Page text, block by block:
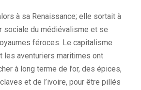
à sa Renaissance; elle sortait à
sociale du médiévalisme et se
féroces. Le capitalisme
les aventuriers maritimes ont
à long terme de l’or, des épices,
et de l’ivoire, pour être pillés